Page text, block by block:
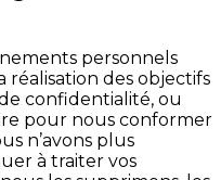
personnels
réalisation des objectifs
confidentialité, ou
pour nous conformer
n’avons plus
à traiter vos